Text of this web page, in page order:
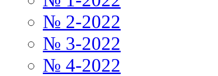
№ 2-2022
№ 3-2022
№ 4-2022